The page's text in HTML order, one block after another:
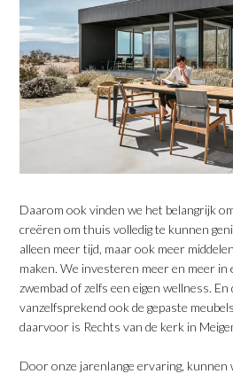
Daarom ook vinden we het belangrijk
creëren om thuis volledig te kunnen
alleen meer tijd, maar ook meer
maken. We investeren meer en meer in
zwembad of zelfs een eigen wellness.
vanzelfsprekend ook de gepaste
daarvoor is Rechts van de kerk in
Door onze jarenlange ervaring, kunnen